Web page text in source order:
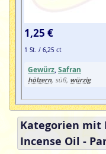
1,25 €
1 St. / 6,25 ct
Gewürz Safran
hölzern, süß, würzig
Kategorien mit
Incense Oil -